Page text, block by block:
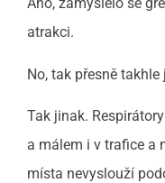
atrakci.
No, tak přesně
Tak jinak.
a málem i v trafice a
místa nevyslouží